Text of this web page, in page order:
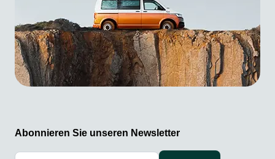
Abonnieren Sie unseren Newsletter